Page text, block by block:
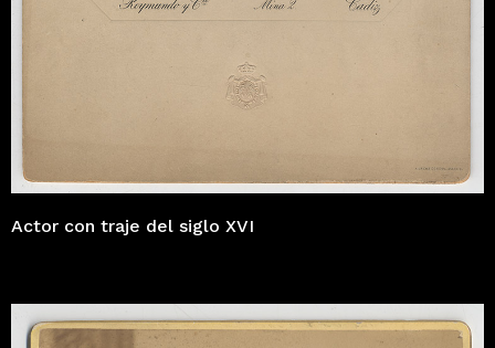
Actor con traje del siglo XVI